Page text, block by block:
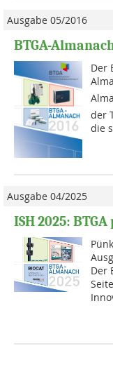
Ausgabe 05/2016
BTGA-
Der
der
die
Ausgabe 04/2025
ISH 2025:
Der